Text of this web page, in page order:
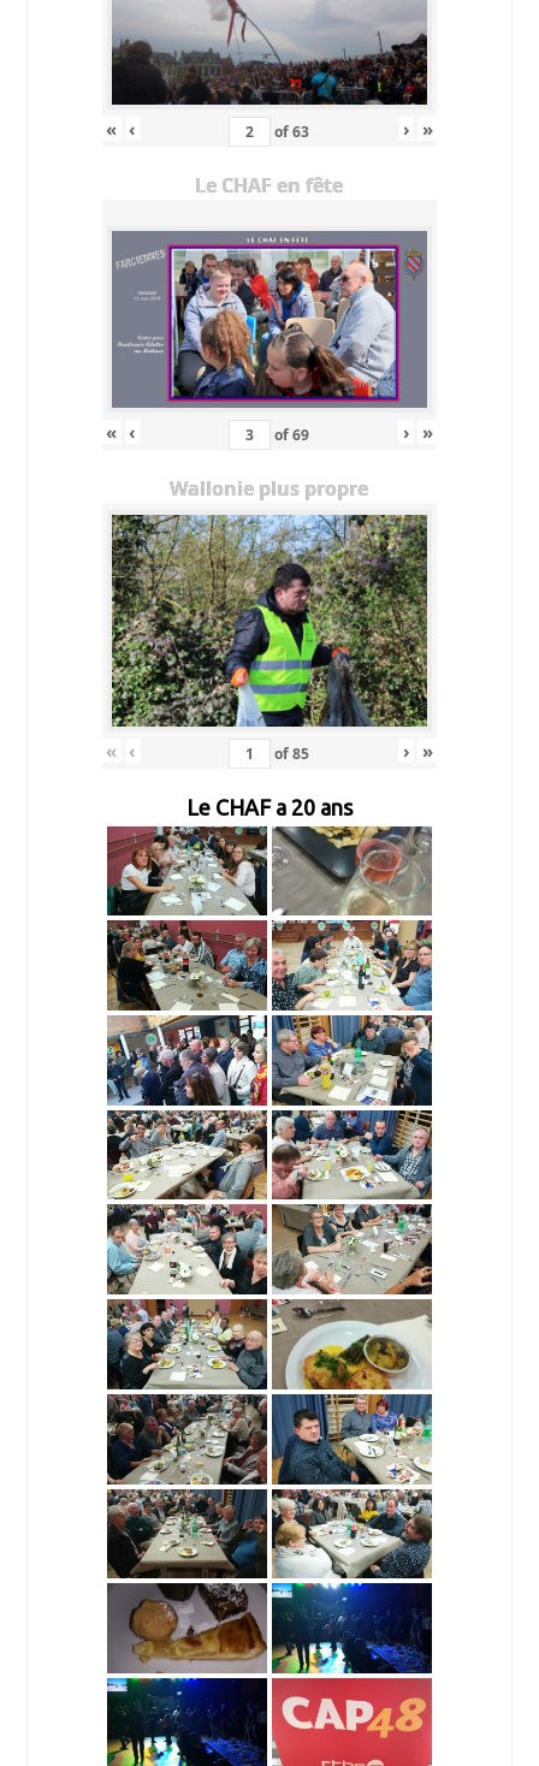
« ‹ of63 › »
Le CHAF en fête
« ‹ of69 › »
Wallonie plus propre
« ‹ of85 › »
Le CHAF a 20 ans